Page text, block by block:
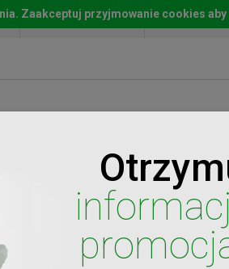
Moje konto Lista
Zaakceptuj przyjmowanie cookies